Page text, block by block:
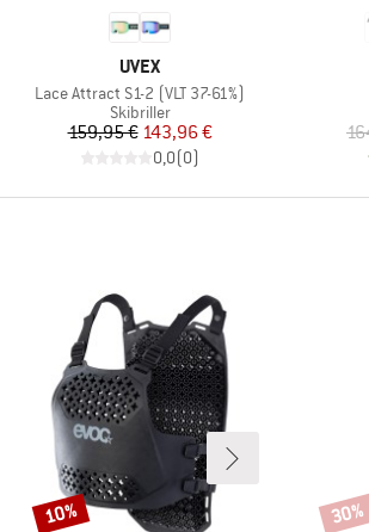
MÆRKE
UVEX
Artikel
Lace Attract S1-2 (VLT 37-61%)
Produktgruppe
Skibriller
Pris
159,95 €Nedsat pris
143,96 €
0,0(0)
Rabat
10% Rabat
30%